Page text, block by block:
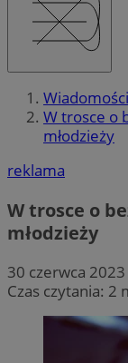
W trosce o
młodzieży
reklama
W trosce o
młodzieży
30 czerwca
Czas czytania: 2